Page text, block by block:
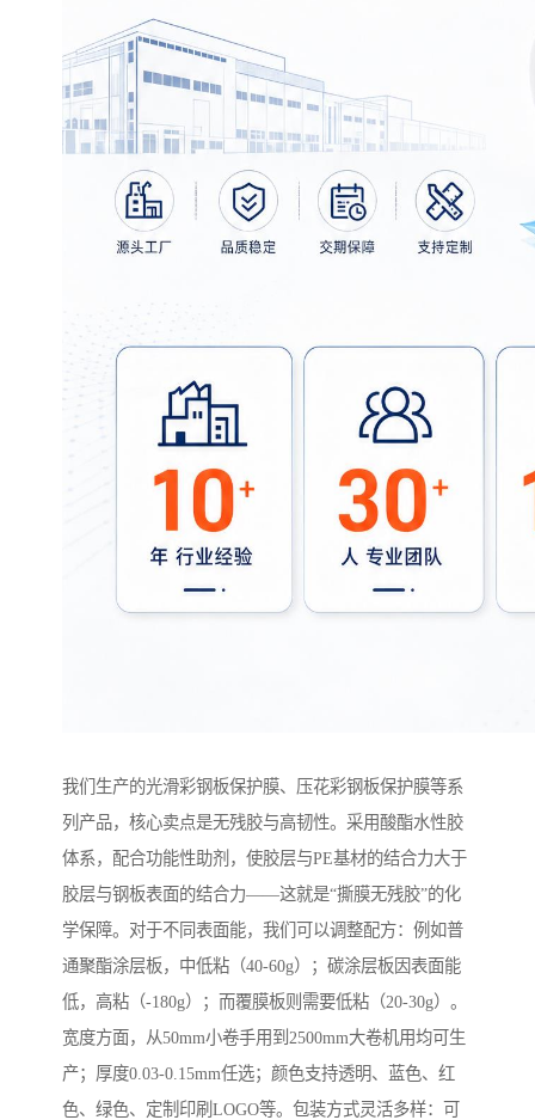
我们生产的光滑彩钢板保护膜、压花彩钢板保护膜等系
列产品，核心卖点是无残胶与高韧性。采用酸酯水性胶
体系，配合功能性助剂，使胶层与PE基材的结合力大于
胶层与钢板表面的结合力——这就是“撕膜无残胶”的化
学保障。对于不同表面能，我们可以调整配方：例如普
通聚酯涂层板，中低粘（40-60g）；碳涂层板因表面能
低，高粘（-180g）；而覆膜板则需要低粘（20-30g）。
宽度方面，从50mm小卷手用到2500mm大卷机用均可生
产；厚度0.03-0.15mm任选；颜色支持透明、蓝色、红
色、绿色、定制印刷LOGO等。包装方式灵活多样：可